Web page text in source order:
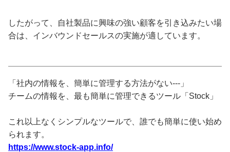
したがって、自社製品に興味の強い顧客を引き込みたい場
合は、インバウンドセールスの実施が適しています。
「社内の情報を、簡単に管理する方法がない---」
チームの情報を、最も簡単に管理できるツール「Stock」
これ以上なくシンプルなツールで、誰でも簡単に使い始め
られます。
https://www.stock-app.info/